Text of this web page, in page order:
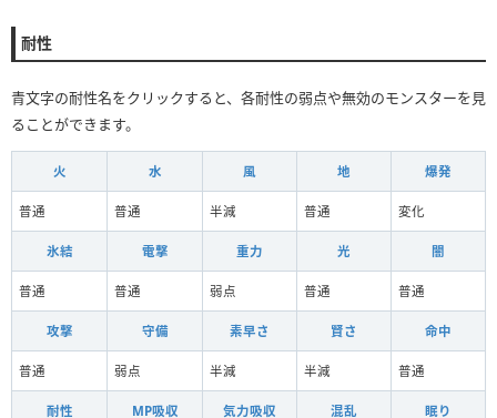
耐性
青文字の耐性名をクリックすると、各耐性の弱点や無効のモンスターを見
ることができます。
火 水 風 地 爆発
普通 普通 半減 普通 変化
氷結 電撃 重力 光 闇
普通 普通 弱点 普通 普通
攻撃 守備 素早さ 賢さ 命中
普通 弱点 半減 半減 普通
耐性 MP吸収 気力吸収 混乱 眠り